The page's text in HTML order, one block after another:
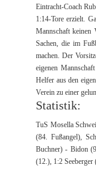
Eintracht-Coach
1:14-Tore erzielt.
Mannschaft keinen
Sachen, die im
machen. Der
eigenen
Helfer aus den
Verein zu einer
Statistik:
TuS Mosella
(84. Fußangel),
Buchner) - Bidon
(12.), 1:2